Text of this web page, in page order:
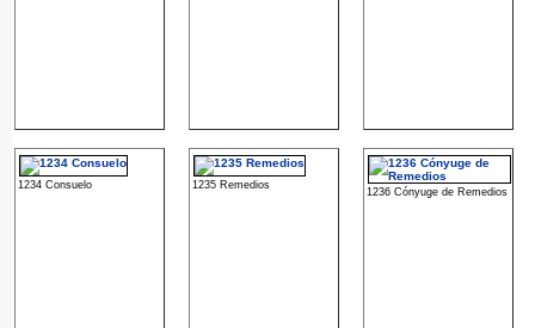
1234 Consuelo 1235 Remedios
1236 Cónyuge de Remedios